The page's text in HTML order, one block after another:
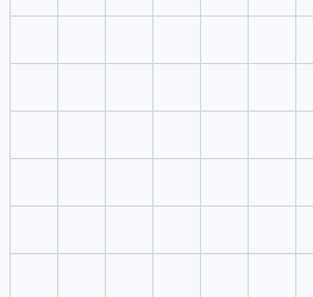
Choisir les réglages
Gardez modèle, format, résolution,